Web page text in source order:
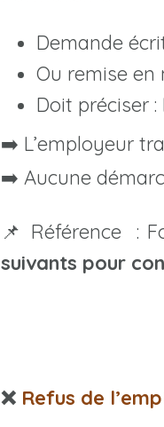
Demande
Ou remise
Doit préciser
➡️ L’employeur
➡️ Aucune
📌 Référence :
suivants pour
❌ Refus de